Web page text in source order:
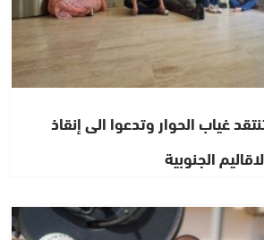
غياب الحوار وتدعوا الى إنقاذ
الجنوبية